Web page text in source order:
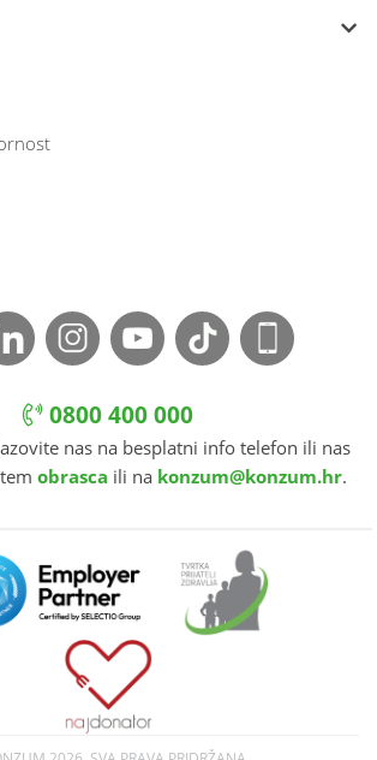
0800 400 000
nas na besplatni info telefon ili nas
obrasca ili na konzum@konzum.hr.